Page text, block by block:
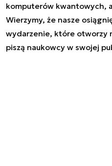
komputerów kwantowych,
Wierzymy, że nasze
wydarzenie, które otworzy
piszą naukowcy w swojej